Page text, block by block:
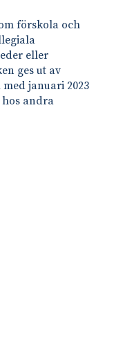
förskola och
eller
ges ut av
januari 2023
andra